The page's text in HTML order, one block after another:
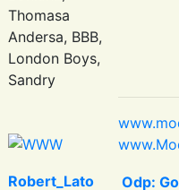
Thomasa
Andersa, BBB,
London Boys,
Sandry
Robert_Lato
Odp: